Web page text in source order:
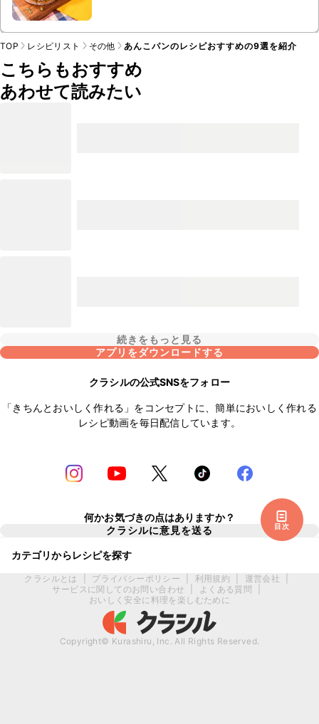
目次
TOP レシピリスト その他 あんこパンのレシピおすすめの9選を紹介
こちらもおすすめ
あわせて読みたい
続きをもっと見る
アプリをダウンロードする
クラシルの公式SNSをフォロー
「きちんとおいしく作れる」をコンセプトに、簡単においしく作れる
レシピ動画を毎日配信しています。
何かお気づきの点はありますか？
クラシルに意見を送る
カテゴリからレシピを探す
クラシルとは プライバシーポリシー 利用規約 運営会社
サービスに関してのお問い合わせ
よくある質問
おいしく安全に料理を楽しむために
Copyright© Kurashiru, Inc. All Rights Reserved.